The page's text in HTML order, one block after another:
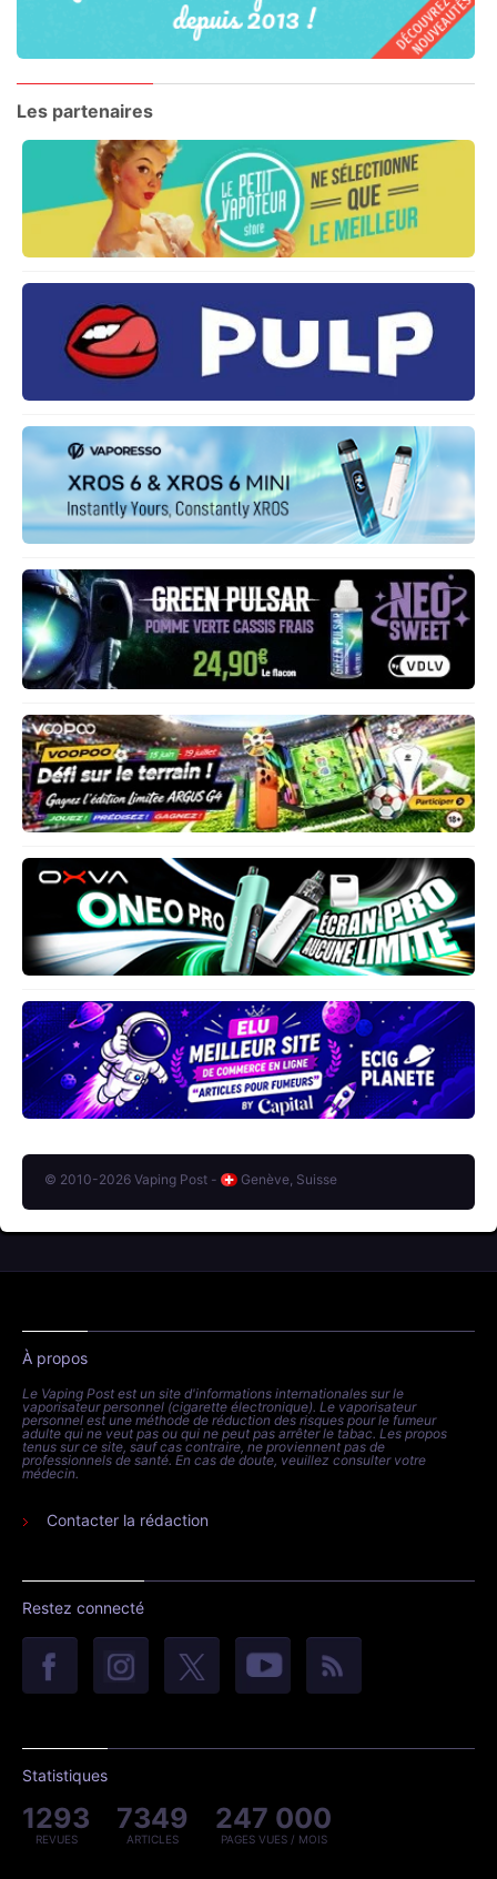
Les partenaires
© 2010-2026 Vaping Post - Genève, Suisse
À propos
Le Vaping Post est un site d'informations internationales sur le
vaporisateur personnel (cigarette électronique). Le vaporisateur
personnel est une méthode de réduction des risques pour le fumeur
adulte qui ne veut pas ou qui ne peut pas arrêter le tabac. Les propos
tenus sur ce site, sauf cas contraire, ne proviennent pas de
professionnels de santé. En cas de doute, veuillez consulter votre
médecin.
Contacter la rédaction
Restez connecté
Statistiques
1293
REVUES
7349
ARTICLES
247 000
PAGES VUES / MOIS